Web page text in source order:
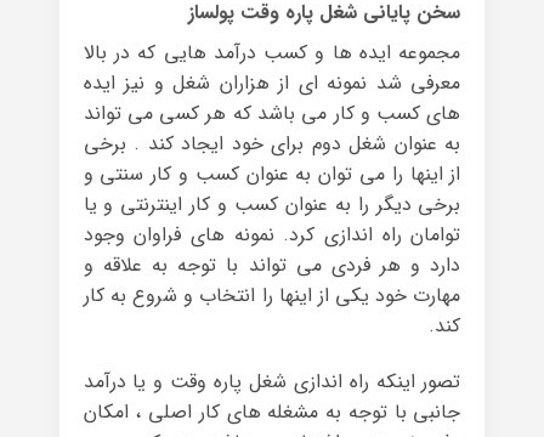
سخن پایانی شغل پاره وقت پولساز
مجموعه ایده ها و کسب درآمد هایی که در بالا
معرفی شد نمونه ای از هزاران شغل و نیز ایده
های کسب و کار می باشد که هر کسی می تواند
به عنوان شغل دوم برای خود ایجاد کند . برخی
از اینها را می توان به عنوان کسب و کار سنتی و
برخی دیگر را به عنوان کسب و کار اینترنتی و یا
توامان راه اندازی کرد. نمونه های فراوان وجود
دارد و هر فردی می تواند با توجه به علاقه و
مهارت خود یکی از اینها را انتخاب و شروع به کار
کند.
تصور اینکه راه اندازی شغل پاره وقت و یا درآمد
جانبی با توجه به مشغله های کار اصلی ، امکان